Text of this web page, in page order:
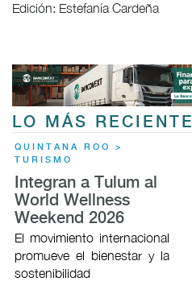
Edición: Estefanía Cardeña
LO MÁS RECIENTE
QUINTANA ROO >
TURISMO
Integran a Tulum al
World Wellness
Weekend 2026
El movimiento internacional
promueve el bienestar y la
sostenibilidad